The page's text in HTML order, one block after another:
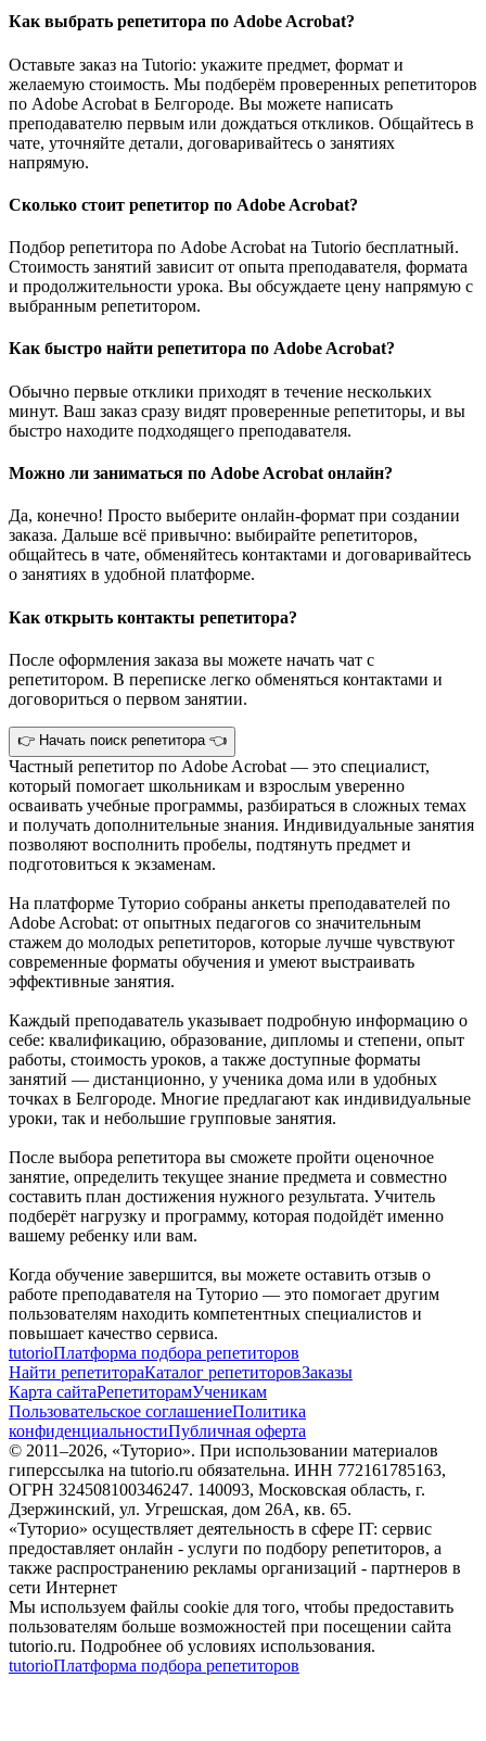
Как выбрать репетитора по Adobe Acrobat?
Оставьте заказ на Tutorio: укажите предмет, формат и
желаемую стоимость. Мы подберём проверенных репетиторов
по Adobe Acrobat в Белгороде. Вы можете написать
преподавателю первым или дождаться откликов. Общайтесь в
чате, уточняйте детали, договаривайтесь о занятиях
напрямую.
Сколько стоит репетитор по Adobe Acrobat?
Подбор репетитора по Adobe Acrobat на Tutorio бесплатный.
Стоимость занятий зависит от опыта преподавателя, формата
и продолжительности урока. Вы обсуждаете цену напрямую с
выбранным репетитором.
Как быстро найти репетитора по Adobe Acrobat?
Обычно первые отклики приходят в течение нескольких
минут. Ваш заказ сразу видят проверенные репетиторы, и вы
быстро находите подходящего преподавателя.
Можно ли заниматься по Adobe Acrobat онлайн?
Да, конечно! Просто выберите онлайн-формат при создании
заказа. Дальше всё привычно: выбирайте репетиторов,
общайтесь в чате, обменяйтесь контактами и договаривайтесь
о занятиях в удобной платформе.
Как открыть контакты репетитора?
После оформления заказа вы можете начать чат с
репетитором. В переписке легко обменяться контактами и
договориться о первом занятии.
👉 Начать поиск репетитора 👈
Частный репетитор по Adobe Acrobat — это специалист,
который помогает школьникам и взрослым уверенно
осваивать учебные программы, разбираться в сложных темах
и получать дополнительные знания. Индивидуальные занятия
позволяют восполнить пробелы, подтянуть предмет и
подготовиться к экзаменам.
На платформе Туторио собраны анкеты преподавателей по
Adobe Acrobat: от опытных педагогов со значительным
стажем до молодых репетиторов, которые лучше чувствуют
современные форматы обучения и умеют выстраивать
эффективные занятия.
Каждый преподаватель указывает подробную информацию о
себе: квалификацию, образование, дипломы и степени, опыт
работы, стоимость уроков, а также доступные форматы
занятий — дистанционно, у ученика дома или в удобных
точках в Белгороде. Многие предлагают как индивидуальные
уроки, так и небольшие групповые занятия.
После выбора репетитора вы сможете пройти оценочное
занятие, определить текущее знание предмета и совместно
составить план достижения нужного результата. Учитель
подберёт нагрузку и программу, которая подойдёт именно
вашему ребенку или вам.
Когда обучение завершится, вы можете оставить отзыв о
работе преподавателя на Туторио — это помогает другим
пользователям находить компетентных специалистов и
повышает качество сервиса.
tutorioПлатформа подбора репетиторов
Найти репетитораКаталог репетиторовЗаказы
Карта сайтаРепетиторамУченикам
Пользовательское соглашениеПолитика
конфиденциальностиПубличная оферта
© 2011–2026, «Туторио». При использовании материалов
гиперссылка на tutorio.ru обязательна. ИНН 772161785163,
ОГРН 324508100346247. 140093, Московская область, г.
Дзержинский, ул. Угрешская, дом 26А, кв. 65.
«Туторио» осуществляет деятельность в сфере IT: сервис
предоставляет онлайн - услуги по подбору репетиторов, а
также распространению рекламы организаций - партнеров в
сети Интернет
Мы используем файлы cookie для того, чтобы предоставить
пользователям больше возможностей при посещении сайта
tutorio.ru. Подробнее об условиях использования.
tutorioПлатформа подбора репетиторов